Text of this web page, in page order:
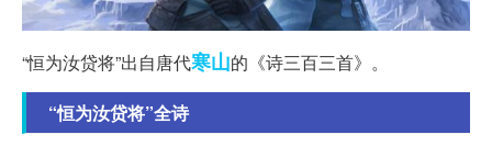
“恒为汝贷将”出自唐代寒山的《诗三百三首》。
“恒为汝贷将”全诗